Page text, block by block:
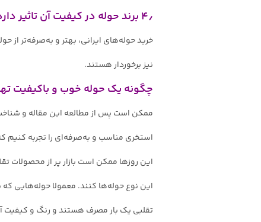
۴٫ برند حوله در کیفیت آن تاثیر دارد
خرید حوله‌های ایرانی، بهتر و به‌صرفه‌تر از
نیز برخوردار هستند.
چگونه یک حوله خوب و باکیفیت
ممکن است پس از مطالعه این مقاله و
استخری مناسب و به‌صرفه‌ای را تجربه کنیم
این روزها ممکن است بازار پر از محصولات
این نوع حوله‌ها کنند. معمولا حوله‌هایی
تقلبی یک بار مصرف هستند و رنگ و کیفیت